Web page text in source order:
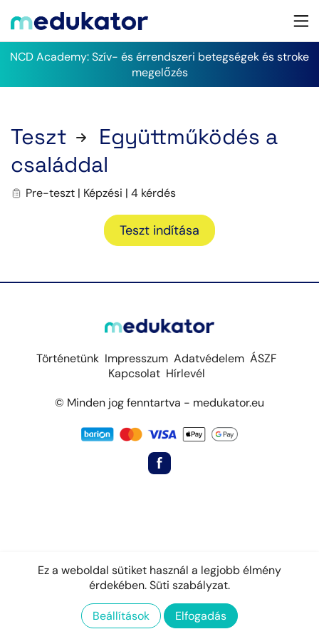
NCD Academy: Szív- és érrendszeri betegségek és stroke
megelőzés
Teszt
Együttműködés a
családdal
Pre-teszt | Képzési | 4 kérdés
Teszt indítása
Történetünk Impresszum Adatvédelem ÁSZF
Kapcsolat Hírlevél
© Minden jog fenntartva - medukator.eu
Ez a weboldal sütiket használ a legjobb élmény
érdekében.Süti szabályzat.
Beállítások Elfogadás